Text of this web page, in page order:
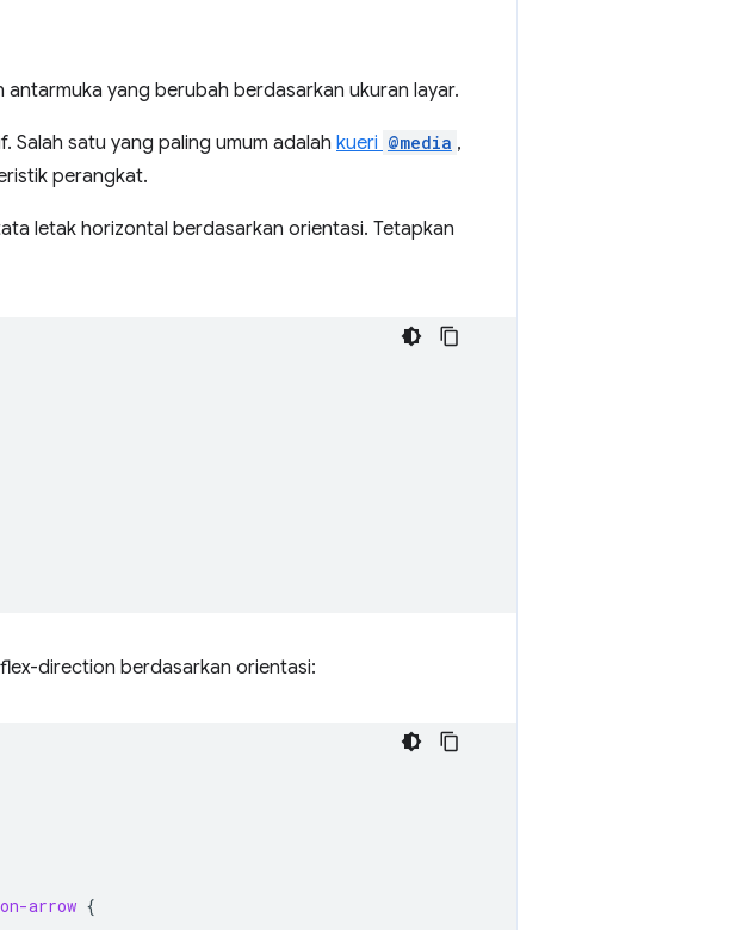
yang berubah berdasarkan ukuran layar.
Salah satu yang paling umum adalah kueri @media ,
perangkat.
letak horizontal berdasarkan orientasi. Tetapkan
direction berdasarkan orientasi:
arrow {